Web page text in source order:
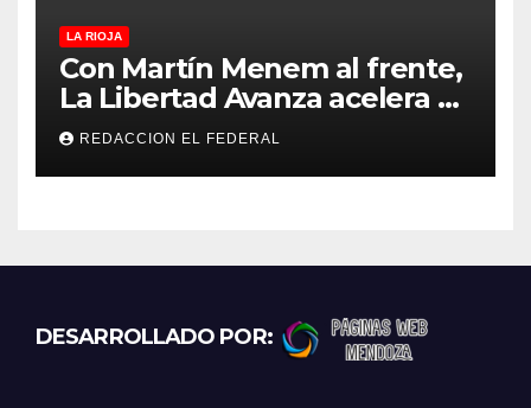
LA RIOJA
Con Martín Menem al frente,
La Libertad Avanza acelera su
despliegue en La Rioja y
desembarcó en Aimogasta
REDACCION EL FEDERAL
DESARROLLADO POR: